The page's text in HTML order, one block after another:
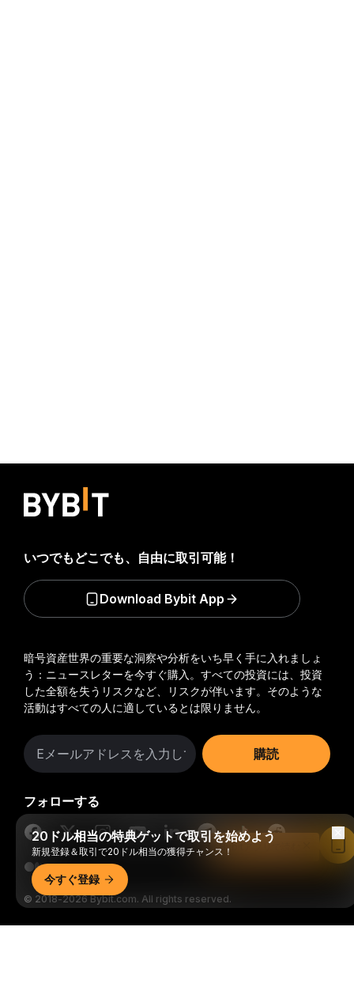
暗号資産世界の重要な洞察や分析をいち早く手に入れましょ
う：ニュースレターを今すぐ購入。 すべての投資には、投資
した全額を失うリスクなど、リスクが伴います。そのような
活動はすべての人に適しているとは限りません。
購読
フォローする
© 2018-2026 Bybit.com. All rights reserved.
いつでもどこでも、自由に取引可能！
Download Bybit App
20ドル相当の特典ゲットで取引を始めよう
新規登録＆取引で20ドル相当の獲得チャンス！
今すぐ登録
Bybitアプリで読む